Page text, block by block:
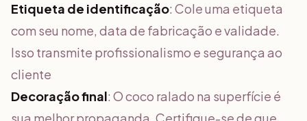
Etiqueta de identificação: Cole uma etiqueta
com seu nome, data de fabricação e validade.
Isso transmite profissionalismo e segurança ao
cliente
Decoração final: O coco ralado na superfície é